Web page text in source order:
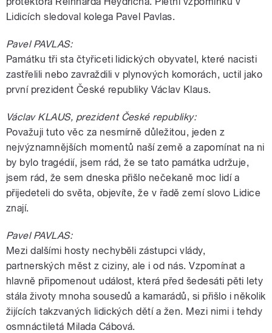
Lidicích sledoval kolega Pavel Pavlas.
Pavel PAVLAS:
Památku tři sta čtyřiceti lidických obyvatel, které nacisti
zastřelili nebo zavraždili v plynových komorách, uctil jako
první prezident České republiky Václav Klaus.
Václav KLAUS, prezident České republiky:
Považuji tuto věc za nesmírně důležitou, jeden z
nejvýznamnějších momentů naší země a zapomínat na ni
by bylo tragédií, jsem rád, že se tato památka udržuje,
jsem rád, že sem dneska přišlo nečekaně moc lidí a
přijedeteli do světa, objevíte, že v řadě zemí slovo Lidice
znají.
Pavel PAVLAS:
Mezi dalšími hosty nechyběli zástupci vlády,
partnerských měst z ciziny, ale i od nás. Vzpomínat a
hlavně připomenout událost, která před šedesáti pěti lety
stála životy mnoha sousedů a kamarádů, si přišlo i několik
žijících takzvaných lidických dětí a žen. Mezi nimi i tehdy
osmnáctiletá Milada Cábová.